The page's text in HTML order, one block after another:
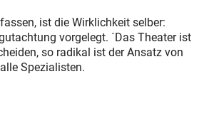
ist die Wirklichkeit selber:
vorgelegt. ´Das Theater ist
so radikal ist der Ansatz von
Spezialisten.